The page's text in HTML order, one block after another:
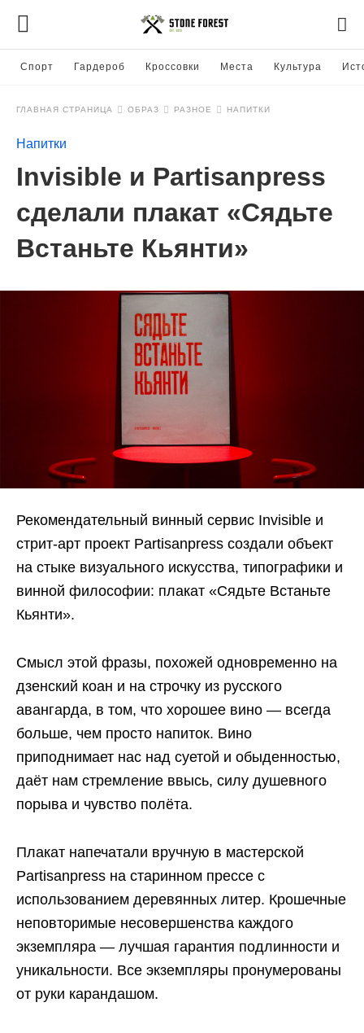
Спорт Гардероб Кроссовки Места Культура
ГЛАВНАЯ СТРАНИЦА ОБРАЗ РАЗНОЕ НАПИТКИ
Напитки
Invisible и Partisanpress
сделали плакат «Сядьте
Встаньте Кьянти»
Рекомендательный винный сервис Invisible и
стрит-арт проект Partisanpress создали объект
на стыке визуального искусства, типографики и
винной философии: плакат «Сядьте Встаньте
Кьянти».
Смысл этой фразы, похожей одновременно на
дзенский коан и на строчку из русского
авангарда, в том, что хорошее вино — всегда
больше, чем просто напиток. Вино
приподнимает нас над суетой и обыденностью,
даёт нам стремление ввысь, силу душевного
порыва и чувство полёта.
Плакат напечатали вручную в мастерской
Partisanpress на старинном прессе с
использованием деревянных литер. Крошечные
неповторимые несовершенства каждого
экземпляра — лучшая гарантия подлинности и
уникальности. Все экземпляры пронумерованы
от руки карандашом.